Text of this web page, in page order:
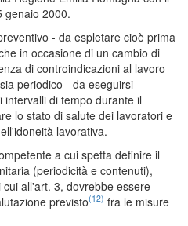
genaio 2000.
- da espletare cioè prima
in occasione di un cambio di
di controindicazioni al lavoro
periodico - da eseguirsi
di tempo durante il
lo stato di salute dei lavoratori e
lavorativa.
a cui spetta definire il
(periodicità e contenuti),
all'art. 3, dovrebbe essere
previsto(12) fra le misure